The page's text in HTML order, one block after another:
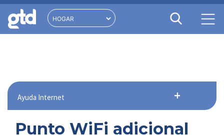
Ayuda Internet
Punto WiFi adicional